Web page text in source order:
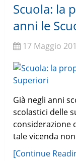
Scuola: la
anni le
17 Maggio
Già negli anni
scolastici delle
considerazione
tale vicenda
[Continue